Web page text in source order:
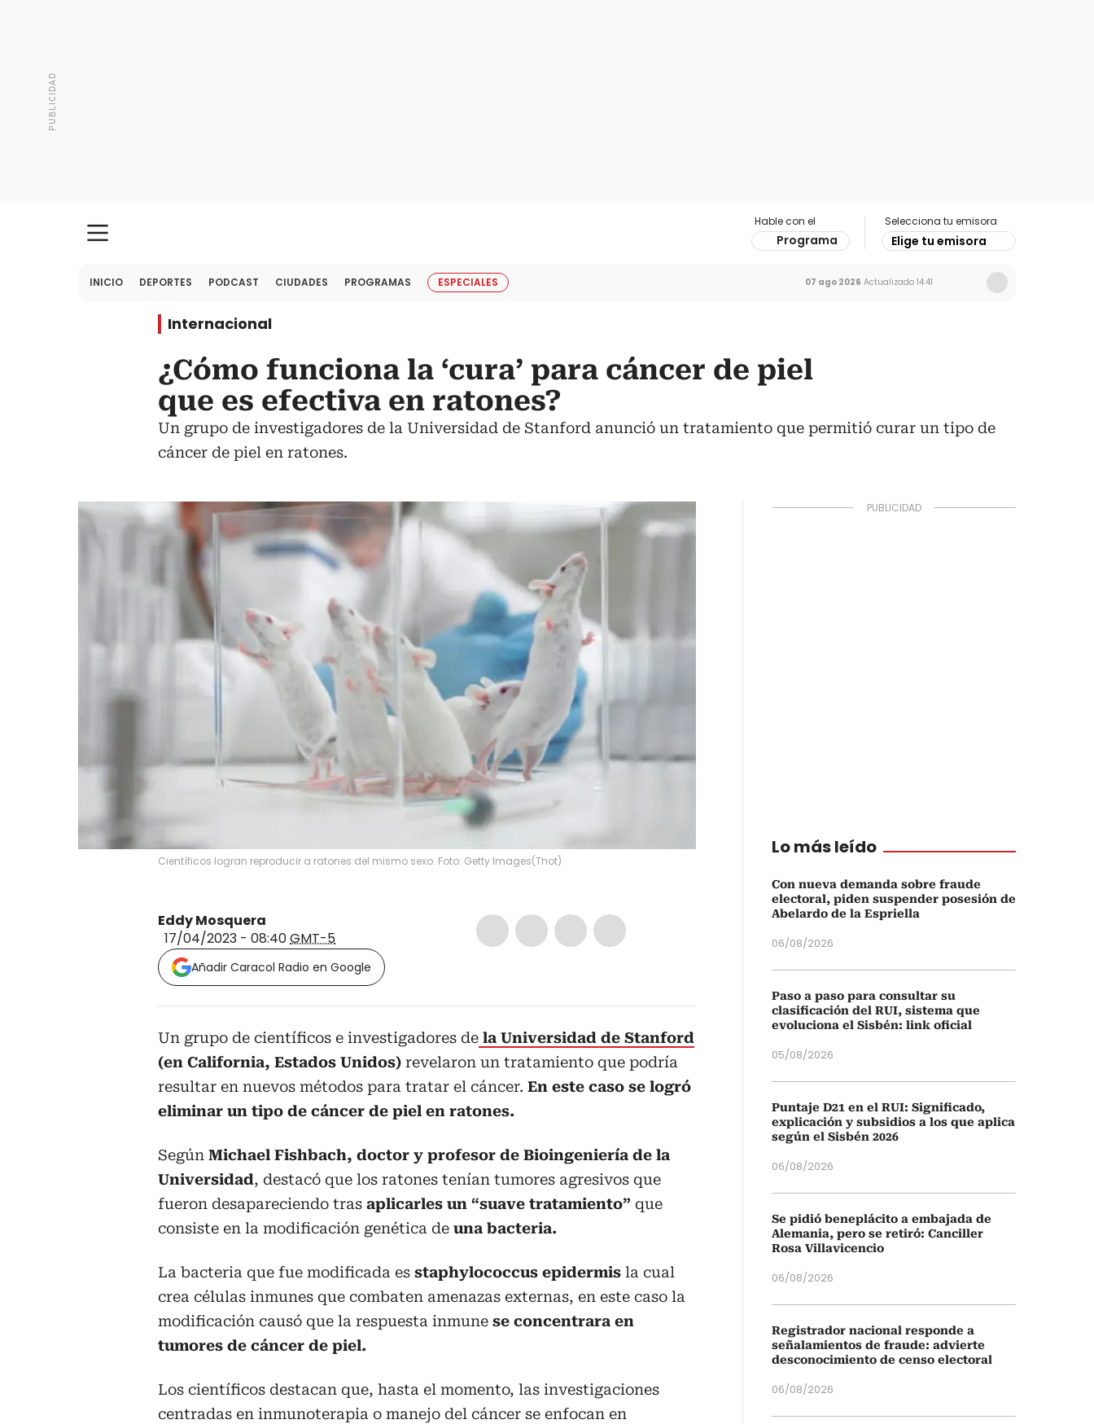
Hable con el
Programa
Selecciona tu emisora
Elige tu emisora
INICIO DEPORTES PODCAST CIUDADES PROGRAMAS ESPECIALES 07 ago 2026 Actualizado 14:41
Internacional
¿Cómo funciona la ‘cura’ para cáncer de piel
que es efectiva en ratones?
Un grupo de investigadores de la Universidad de Stanford anunció un tratamiento que permitió curar un tipo de
cáncer de piel en ratones.
Científicos logran reproducir a ratones del mismo sexo. Foto: Getty Images(Thot)
Eddy Mosquera
17/04/2023 - 08:40GMT-5
Añadir Caracol Radio en Google
Un grupo de científicos e investigadores de la Universidad de Stanford
(en California, Estados Unidos) revelaron un tratamiento que podría
resultar en nuevos métodos para tratar el cáncer. En este caso se logró
eliminar un tipo de cáncer de piel en ratones.
Según Michael Fishbach, doctor y profesor de Bioingeniería de la
Universidad, destacó que los ratones tenían tumores agresivos que
fueron desapareciendo tras aplicarles un “suave tratamiento” que
consiste en la modificación genética de una bacteria.
La bacteria que fue modificada es staphylococcus epidermis la cual
crea células inmunes que combaten amenazas externas, en este caso la
modificación causó que la respuesta inmune se concentrara en
tumores de cáncer de piel.
Los científicos destacan que, hasta el momento, las investigaciones
centradas en inmunoterapia o manejo del cáncer se enfocan en
Lo más leído
Con nueva demanda sobre fraude
electoral, piden suspender posesión de
Abelardo de la Espriella
06/08/2026
Paso a paso para consultar su
clasificación del RUI, sistema que
evoluciona el Sisbén: link oficial
05/08/2026
Puntaje D21 en el RUI: Significado,
explicación y subsidios a los que aplica
según el Sisbén 2026
06/08/2026
Se pidió beneplácito a embajada de
Alemania, pero se retiró: Canciller
Rosa Villavicencio
06/08/2026
Registrador nacional responde a
señalamientos de fraude: advierte
desconocimiento de censo electoral
06/08/2026